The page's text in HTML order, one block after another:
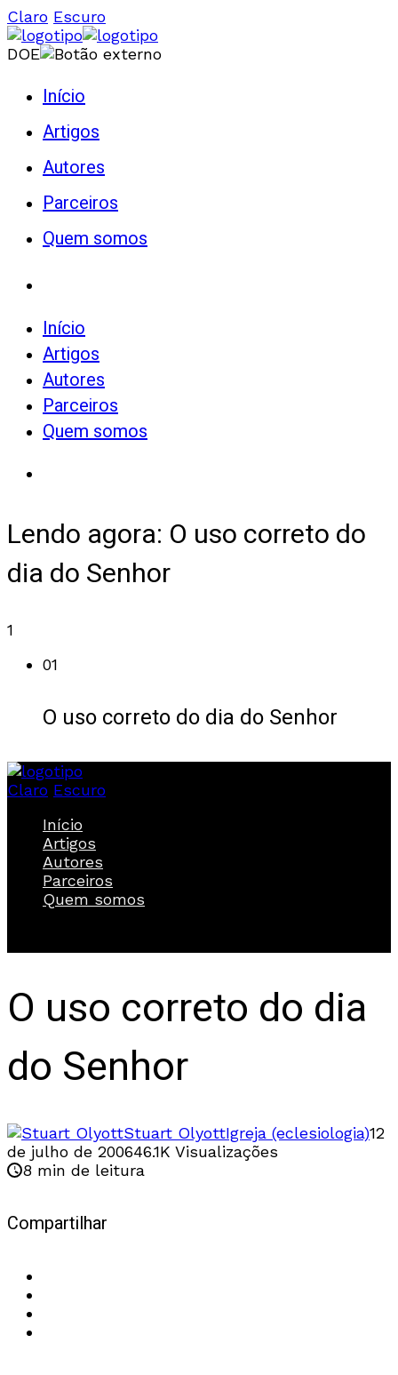
Claro Escuro
DOE
Início
Artigos
Autores
Parceiros
Quem somos
Início
Artigos
Autores
Parceiros
Quem somos
Lendo agora: O uso correto do
dia do Senhor
1
01
O uso correto do dia do Senhor
Claro Escuro
Início
Artigos
Autores
Parceiros
Quem somos
O uso correto do dia
do Senhor
Stuart OlyottIgreja (eclesiologia)12
de julho de 200646.1K Visualizações
8 min de leitura
Compartilhar